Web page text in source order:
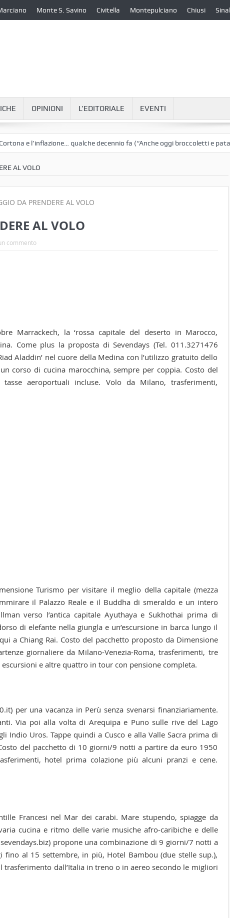
Monte S. Savino Civitella Montepulciano Chiusi
OPINIONI L’EDITORIALE EVENTI
l’inflazione… qualche decennio fa (“Anche oggi broccoletti e patate”)
AL VOLO
AL VOLO
commento
Marrackech, la ‘rossa capitale del deserto in Marocco,
Come plus la proposta di Sevendays (Tel. 011.3271476
Aladdin’ nel cuore della Medina con l’utilizzo gratuito dello
corso di cucina marocchina, sempre per coppia. Costo del
aeroportuali incluse. Volo da Milano, trasferimenti,
Turismo per visitare il meglio della capitale (mezza
il Palazzo Reale e il Buddha di smeraldo e un intero
verso l’antica capitale Ayuthaya e Sukhothai prima di
di elefante nella giungla e un’escursione in barca lungo il
a Chiang Rai. Costo del pacchetto proposto da Dimensione
giornaliere da Milano-Venezia-Roma, trasferimenti, tre
e altre quattro in tour con pensione completa.
per una vacanza in Perù senza svenarsi finanziariamente.
Via poi alla volta di Arequipa e Puno sulle rive del Lago
Indio Uros. Tappe quindi a Cusco e alla Valle Sacra prima di
del pacchetto di 10 giorni/9 notti a partire da euro 1950
hotel prima colazione più alcuni pranzi e cene.
Francesi nel Mar dei carabi. Mare stupendo, spiagge da
cucina e ritmo delle varie musiche afro-caribiche e delle
propone una combinazione di 9 giorni/7 notti a
al 15 settembre, in più, Hotel Bambou (due stelle sup.),
trasferimento dall’Italia in treno o in aereo secondo le migliori